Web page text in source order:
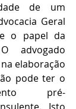
de um
Geral
o papel da
advogado
elaboração
pode ter o
pré-